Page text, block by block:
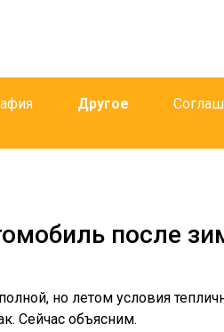
Другое
после
но летом условия
Сейчас объясним.